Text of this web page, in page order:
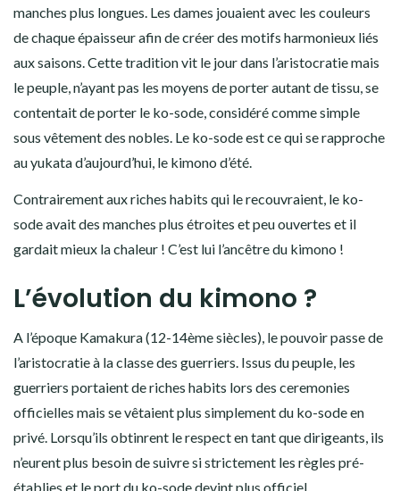
manches plus longues. Les dames jouaient avec les couleurs
de chaque épaisseur afin de créer des motifs harmonieux liés
aux saisons. Cette tradition vit le jour dans l’aristocratie mais
le peuple, n’ayant pas les moyens de porter autant de tissu, se
contentait de porter le ko-sode, considéré comme simple
sous vêtement des nobles. Le ko-sode est ce qui se rapproche
au yukata d’aujourd’hui, le kimono d’été.
Contrairement aux riches habits qui le recouvraient, le ko-
sode avait des manches plus étroites et peu ouvertes et il
gardait mieux la chaleur ! C’est lui l’ancêtre du kimono !
L’évolution du kimono ?
A l’époque Kamakura (12-14ème siècles), le pouvoir passe de
l’aristocratie à la classe des guerriers. Issus du peuple, les
guerriers portaient de riches habits lors des ceremonies
officielles mais se vêtaient plus simplement du ko-sode en
privé. Lorsqu’ils obtinrent le respect en tant que dirigeants, ils
n’eurent plus besoin de suivre si strictement les règles pré-
établies et le port du ko-sode devint plus officiel.